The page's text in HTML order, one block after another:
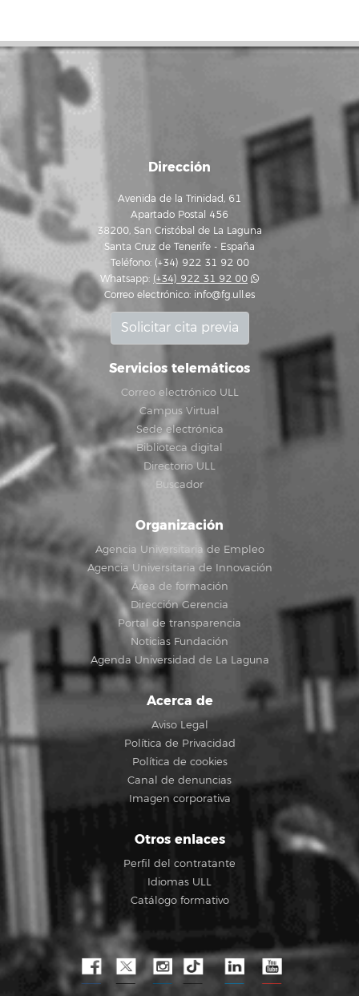
Dirección
Avenida de la Trinidad, 61
Apartado Postal 456
38200, San Cristóbal de La Laguna
Santa Cruz de Tenerife - España
Teléfono: (+34) 922 31 92 00
Whatsapp: (+34) 922 31 92 00
Correo electrónico: info@fg.ull.es
Solicitar cita previa
Servicios telemáticos
Correo electrónico ULL
Campus Virtual
Sede electrónica
Biblioteca digital
Directorio ULL
Buscador
Organización
Agencia Universitaria de Empleo
Agencia Universitaria de Innovación
Área de formación
Dirección Gerencia
Portal de transparencia
Noticias Fundación
Agenda Universidad de La Laguna
Acerca de
Aviso Legal
Política de Privacidad
Política de cookies
Canal de denuncias
Imagen corporativa
Otros enlaces
Perfil del contratante
Idiomas ULL
Catálogo formativo